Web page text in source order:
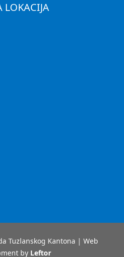
LOKACIJA
Tuzlanskog Kantona | Web
by Leftor